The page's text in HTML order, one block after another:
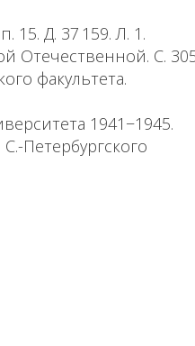
15. Д. 37 159. Л. 1.
Отечественной. С.
факультета.
1941−1945.
Петербургского